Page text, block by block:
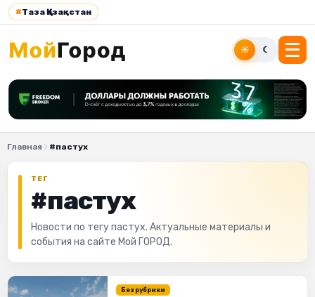
#Таза Қазақстан
☀ ☾
Главная #пастух
ТЕГ
#пастух
Новости по тегу пастух. Актуальные материалы и
события на сайте Мой ГОРОД.
Без рубрики